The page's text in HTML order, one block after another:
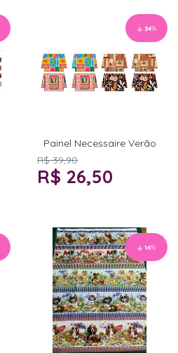
34%
Painel Necessaire Verão
R$ 39,90
R$ 26,50
14%